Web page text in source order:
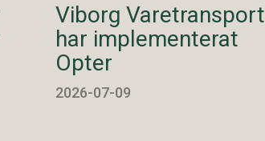
Viborg Varetransport
har implementerat
Opter
2026-07-09